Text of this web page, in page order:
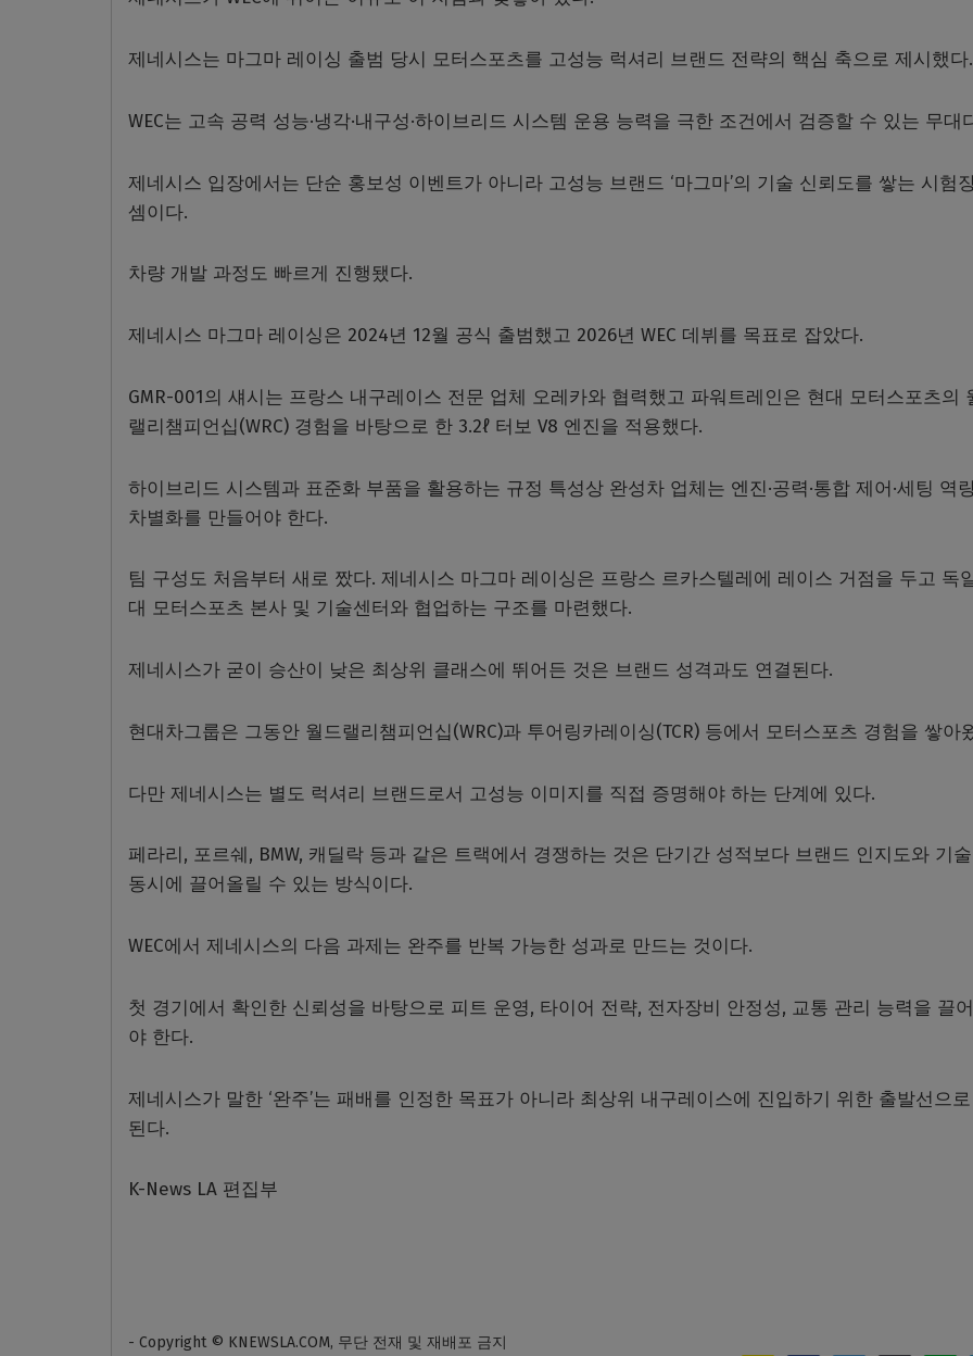
제네시스는 마그마 레이싱 출범 당시 모터스포츠를 고성능 럭셔리 브랜드 전략의 핵심 축으로 제시했다.
WEC는 고속 공력 성능·냉각·내구성·하이브리드 시스템 운용 능력을 극한 조건에서 검증할 수 있는 무대
제네시스 입장에서는 단순 홍보성 이벤트가 아니라 고성능 브랜드 ‘마그마’의 기술 신뢰도를 쌓는 시험
셈이다.
차량 개발 과정도 빠르게 진행됐다.
제네시스 마그마 레이싱은 2024년 12월 공식 출범했고 2026년 WEC 데뷔를 목표로 잡았다.
GMR-001의 섀시는 프랑스 내구레이스 전문 업체 오레카와 협력했고 파워트레인은 현대 모터스포츠의
랠리챔피언십(WRC) 경험을 바탕으로 한 3.2ℓ 터보 V8 엔진을 적용했다.
하이브리드 시스템과 표준화 부품을 활용하는 규정 특성상 완성차 업체는 엔진·공력·통합 제어·세팅 역
차별화를 만들어야 한다.
팀 구성도 처음부터 새로 짰다. 제네시스 마그마 레이싱은 프랑스 르카스텔레에 레이스 거점을 두고 독
대 모터스포츠 본사 및 기술센터와 협업하는 구조를 마련했다.
제네시스가 굳이 승산이 낮은 최상위 클래스에 뛰어든 것은 브랜드 성격과도 연결된다.
현대차그룹은 그동안 월드랠리챔피언십(WRC)과 투어링카레이싱(TCR) 등에서 모터스포츠 경험을 쌓아
다만 제네시스는 별도 럭셔리 브랜드로서 고성능 이미지를 직접 증명해야 하는 단계에 있다.
페라리, 포르쉐, BMW, 캐딜락 등과 같은 트랙에서 경쟁하는 것은 단기간 성적보다 브랜드 인지도와 기
동시에 끌어올릴 수 있는 방식이다.
WEC에서 제네시스의 다음 과제는 완주를 반복 가능한 성과로 만드는 것이다.
첫 경기에서 확인한 신뢰성을 바탕으로 피트 운영, 타이어 전략, 전자장비 안정성, 교통 관리 능력을 끌
야 한다.
제네시스가 말한 ‘완주’는 패배를 인정한 목표가 아니라 최상위 내구레이스에 진입하기 위한 출발선으
된다.
K-News LA 편집부
- Copyright © KNEWSLA.COM, 무단 전재 및 재배포 금지